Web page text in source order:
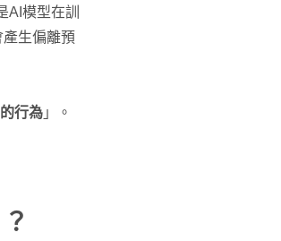
AI模型在訓
生偏離預
行為 」。